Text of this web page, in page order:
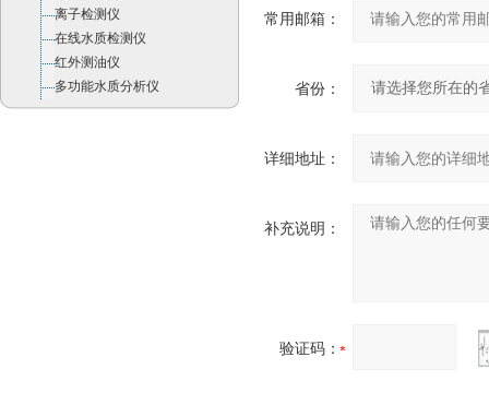
离子检测仪
在线水质检测仪
红外测油仪
多功能水质分析仪
常用邮箱：
省份：
详细地址：
补充说明：
验证码：